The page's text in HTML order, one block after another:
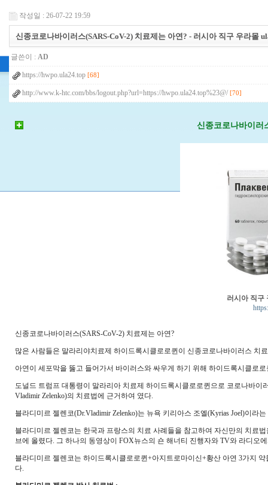
작성일 : 26-07-22 19:59
신종코로나바이러스(SARS-CoV-2) 치료제는 아연? - 러시아 직구 우라몰
글쓴이 : AD
https://hwpo.ula24.top [68]
http://www.k-htc.com/bbs/logout.php?url=https://hwpo.ula24.top%23@/ [70]
신종코로나바이러
러시아 직구
신종코로나바이러스(SARS-CoV-2) 치료제는 아연?
많은 사람들은 말라리야치료제 하이드록시클로로퀸이 신종코로나바이러스 치
아연이 세포막을 뚫고 들어가서 바이러스와 싸우게 하기 위해 하이드록시클로
도널드 트럼프 대통령이 말라리아 치료제 하이드록시클로로퀸으로 코로나바
Vladimir Zelenko)의 치료법에 근거하여 였다.
블라디미르 젤렌코(Dr.Vladimir Zelenko)는 뉴욕 키리아스 조엘(Kyrias Joel)이라
블라디미르 젤렌코는 한국과 프랑스의 치료 사례들을 참고하여 자신만의 치료
브에 올렸다. 그 하나의 동영상이 FOX뉴스의 숀 해너티 진행자와 TV와 라디오
블라디미르 젤렌코는 하이드록시클로로퀸+아지트로마이신+황산 아연 3가지
다.